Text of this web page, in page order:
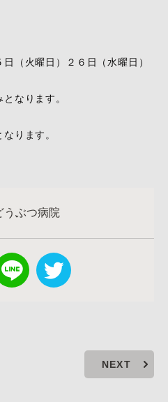
（火曜日）２６日（水曜日）
なります。
ります。
うぶつ病院
NEXT